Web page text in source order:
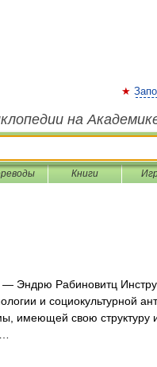
на
Книги
— Эндрю Рабиновитц
и социокультурной
имеющей свою структуру